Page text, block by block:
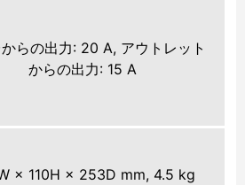
らの出力: 20 A, アウトレット
からの出力: 15 A
× 110H × 253D mm, 4.5 kg